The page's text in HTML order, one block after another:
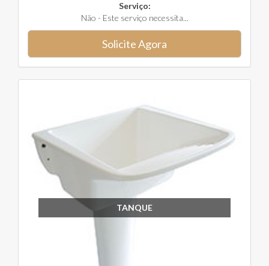
Serviço:
Não - Este serviço necessita...
Solicite Agora
TANQUE